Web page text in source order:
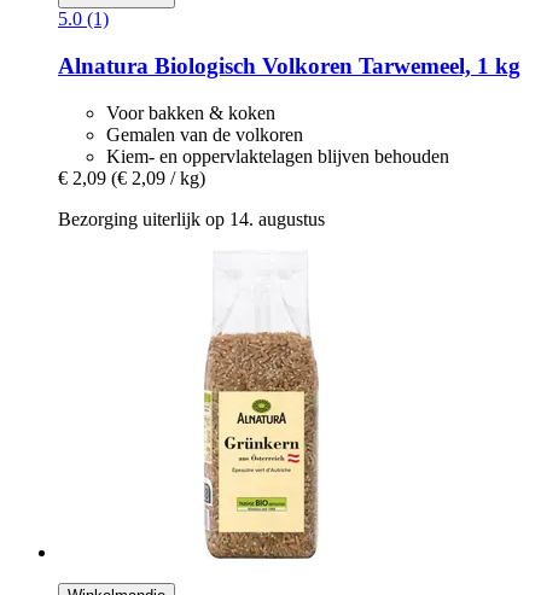
5.0 (1)
Alnatura Biologisch Volkoren Tarwemeel, 1 kg
Voor bakken & koken
Gemalen van de volkoren
Kiem- en oppervlaktelagen blijven behouden
€ 2,09 (€ 2,09 / kg)
Bezorging uiterlijk op 14. augustus